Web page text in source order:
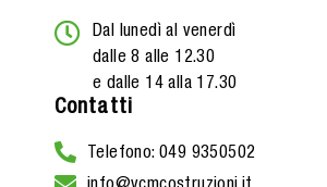
Dal lunedì al venerdì
dalle 8 alle 12.30
e dalle 14 alla 17.30
Contatti
Telefono: 049 9350502